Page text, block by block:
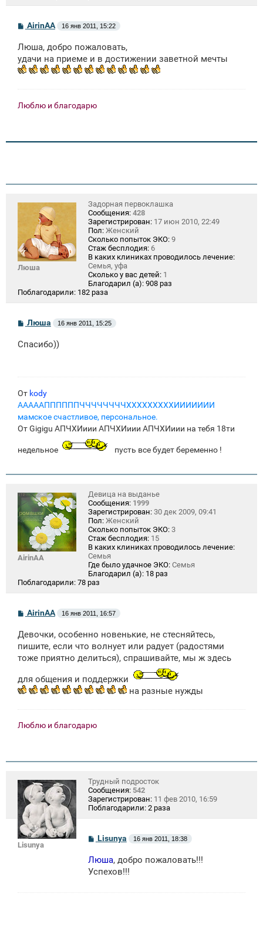
С
б
щ
е
н
AirinAA 16 янв 2011, 15:22
Люша, добро пожаловать,
удачи на приеме и в достижении заветной мечты
Люблю и благодарю
Люша
Задорная первоклашка
Сообщения: 428
Зарегистрирован: 17 июн 2010, 22:49
Пол: Женский
Сколько попыток ЭКО: 9
Стаж бесплодия: 6
В каких клиниках проводилось лечение:
Семья, уфа
Сколько у вас детей: 1
Благодарил (а): 908 раз
Поблагодарили: 182 раза
С
о
б
Люша 16 янв 2011, 15:25
Спасибо))
От kody
АААААППППППЧЧЧЧЧЧЧЧХХХХХХХХХИИИИИИИ
мамское счастливое, персональное.
От Gigigu АПЧХИиии АПЧХИиии АПЧХИиии на тебя 18ти
недельное пусть все будет беременно !
AirinAA
Девица на выданье
Сообщения: 1999
Зарегистрирован: 30 дек 2009, 09:41
Пол: Женский
Сколько попыток ЭКО: 3
Стаж бесплодия: 15
В каких клиниках проводилось лечение:
Семья
Где было удачное ЭКО: Семья
Благодарил (а): 18 раз
Поблагодарили: 78 раз
С
о
б
щ
н
е
AirinAA 16 янв 2011, 16:57
Девочки, особенно новенькие, не стесняйтесь,
пишите, если что волнует или радует (радостями
тоже приятно делиться), спрашивайте, мы ж здесь
для общения и поддержки
на разные нужды
Люблю и благодарю
Lisunya
Трудный подросток
Сообщения: 542
Зарегистрирован: 11 фев 2010, 16:59
Поблагодарили: 2 раза
С
б
щ
Lisunya 16 янв 2011, 18:38
Люша, добро пожаловать!!!
Успехов!!!